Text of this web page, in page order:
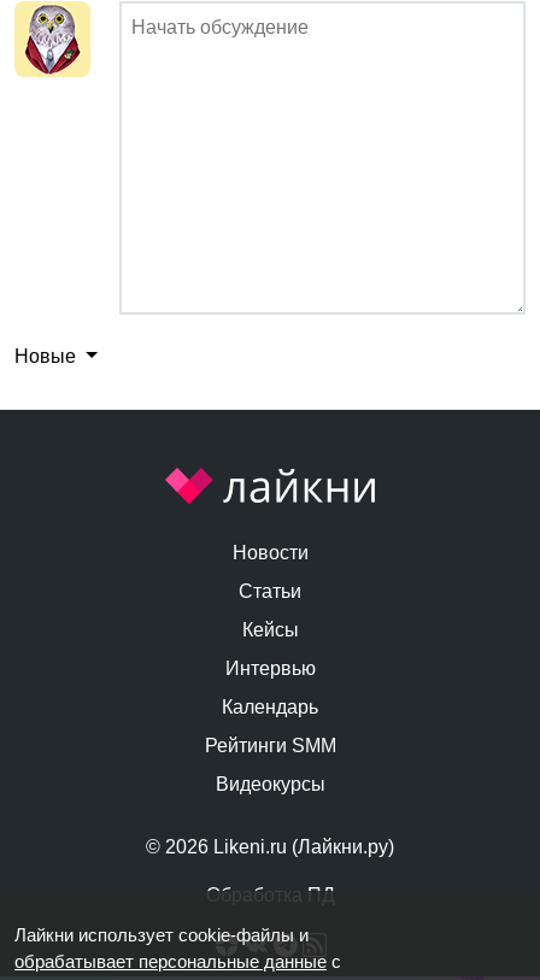
Новые
© 2026 Likeni.ru (Лайкни.ру)
Обработка ПД
Новости
Статьи
Кейсы
Интервью
Календарь
Рейтинги SMM
Видеокурсы
Лайкни использует cookie-файлы и
обрабатывает персональные данные с